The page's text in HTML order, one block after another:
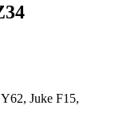
Juke F15,